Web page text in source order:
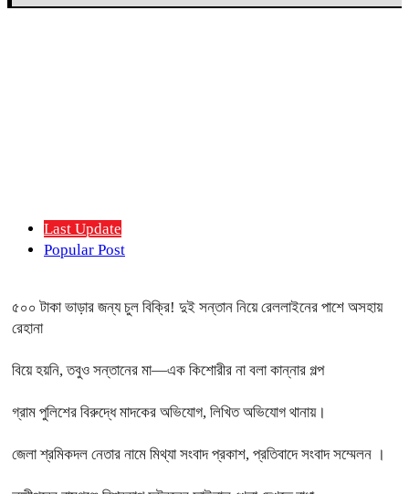
Last Update
Popular Post
৫০০ টাকা ভাড়ার জন্য চুল বিক্রি! দুই সন্তান নিয়ে রেললাইনের পাশে অসহায়
রেহানা
বিয়ে হয়নি, তবুও সন্তানের মা—এক কিশোরীর না বলা কান্নার গল্প
গ্রাম পুলিশের বিরুদ্ধে মাদকের অভিযোগ, লিখিত অভিযোগ থানায়।
জেলা শ্রমিকদল নেতার নামে মিথ্যা সংবাদ প্রকাশ, প্রতিবাদে সংবাদ সম্মেলন ।